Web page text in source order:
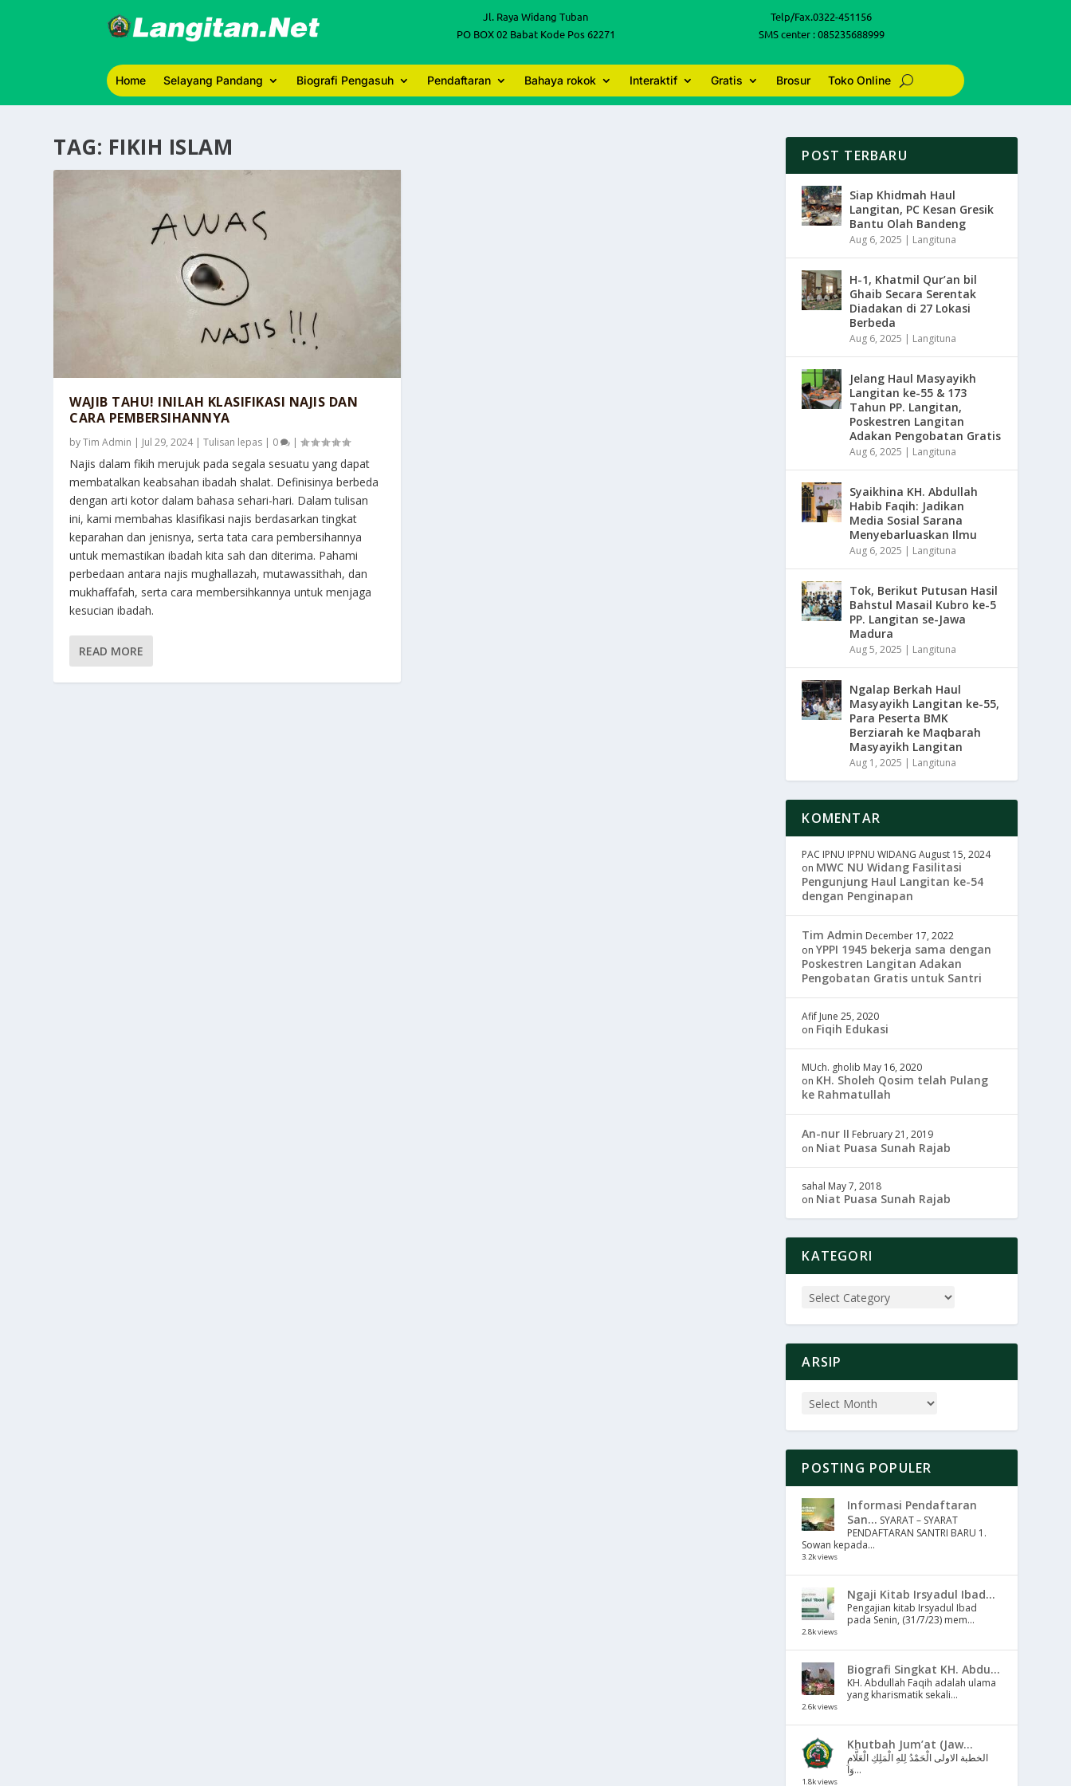
Jl. Raya Widang Tuban
PO BOX 02 Babat Kode Pos 62271
Telp/Fax.0322-451156
SMS center : 085235688999
Home Selayang Pandang Biografi Pengasuh Pendaftaran Bahaya rokok Interaktif Gratis Brosur Toko Online
TAG: FIKIH ISLAM
WAJIB TAHU! INILAH KLASIFIKASI NAJIS DAN
CARA PEMBERSIHANNYA
byTim Admin | Jul 29, 2024|Tulisan lepas | 0 |
Najis dalam fikih merujuk pada segala sesuatu yang dapat
membatalkan keabsahan ibadah shalat. Definisinya berbeda
dengan arti kotor dalam bahasa sehari-hari. Dalam tulisan
ini, kami membahas klasifikasi najis berdasarkan tingkat
keparahan dan jenisnya, serta tata cara pembersihannya
untuk memastikan ibadah kita sah dan diterima. Pahami
perbedaan antara najis mughallazah, mutawassithah, dan
mukhaffafah, serta cara membersihkannya untuk menjaga
kesucian ibadah.
READ MORE
POST TERBARU
Siap Khidmah Haul
Langitan, PC Kesan Gresik
Bantu Olah Bandeng
Aug 6, 2025 | Langituna
H-1, Khatmil Qur’an bil
Ghaib Secara Serentak
Diadakan di 27 Lokasi
Berbeda
Aug 6, 2025 | Langituna
Jelang Haul Masyayikh
Langitan ke-55 & 173
Tahun PP. Langitan,
Poskestren Langitan
Adakan Pengobatan Gratis
Aug 6, 2025 | Langituna
Syaikhina KH. Abdullah
Habib Faqih: Jadikan
Media Sosial Sarana
Menyebarluaskan Ilmu
Aug 6, 2025 | Langituna
Tok, Berikut Putusan Hasil
Bahstul Masail Kubro ke-5
PP. Langitan se-Jawa
Madura
Aug 5, 2025 | Langituna
Ngalap Berkah Haul
Masyayikh Langitan ke-55,
Para Peserta BMK
Berziarah ke Maqbarah
Masyayikh Langitan
Aug 1, 2025 | Langituna
KOMENTAR
PAC IPNU IPPNU WIDANG August 15, 2024
on MWC NU Widang Fasilitasi
Pengunjung Haul Langitan ke-54
dengan Penginapan
Tim Admin December 17, 2022
onYPPI 1945 bekerja sama dengan
Poskestren Langitan Adakan
Pengobatan Gratis untuk Santri
Afif June 25, 2020
on Fiqih Edukasi
MUch. gholib May 16, 2020
on KH. Sholeh Qosim telah Pulang
ke Rahmatullah
An-nur II February 21, 2019
on Niat Puasa Sunah Rajab
sahal May 7, 2018
on Niat Puasa Sunah Rajab
KATEGORI
ARSIP
POSTING POPULER
Informasi Pendaftaran
San... SYARAT – SYARAT
PENDAFTARAN SANTRI BARU 1.
Sowan kepada...
3.2k views
Ngaji Kitab Irsyadul Ibad...
Pengajian kitab Irsyadul Ibad
pada Senin, (31/7/23) mem...
2.8k views
Biografi Singkat KH. Abdu...
KH. Abdullah Faqih adalah ulama
yang kharismatik sekali...
2.6k views
Khutbah Jum’at (Jaw...
الخطبة الاولى الْحَمْدُ لِلهِ الْمَلِكِ الْعَلَّامِ
وَا...
1.8k views